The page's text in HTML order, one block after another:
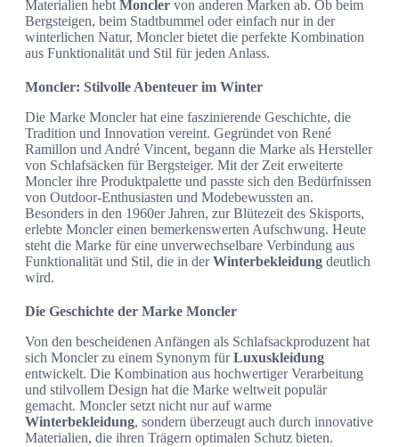
Materialien hebt Moncler von anderen Marken ab. Ob beim
Bergsteigen, beim Stadtbummel oder einfach nur in der
winterlichen Natur, Moncler bietet die perfekte Kombination
aus Funktionalität und Stil für jeden Anlass.
Moncler: Stilvolle Abenteuer im Winter
Die Marke Moncler hat eine faszinierende Geschichte, die
Tradition und Innovation vereint. Gegründet von René
Ramillon und André Vincent, begann die Marke als Hersteller
von Schlafsäcken für Bergsteiger. Mit der Zeit erweiterte
Moncler ihre Produktpalette und passte sich den Bedürfnissen
von Outdoor-Enthusiasten und Modebewussten an.
Besonders in den 1960er Jahren, zur Blütezeit des Skisports,
erlebte Moncler einen bemerkenswerten Aufschwung. Heute
steht die Marke für eine unverwechselbare Verbindung aus
Funktionalität und Stil, die in derWinterbekleidung deutlich
wird.
Die Geschichte der Marke Moncler
Von den bescheidenen Anfängen als Schlafsackproduzent hat
sich Moncler zu einem Synonym fürLuxuskleidung
entwickelt. Die Kombination aus hochwertiger Verarbeitung
und stilvollem Design hat die Marke weltweit populär
gemacht. Moncler setzt nicht nur auf warme
Winterbekleidung, sondern überzeugt auch durch innovative
Materialien, die ihren Trägern optimalen Schutz bieten.